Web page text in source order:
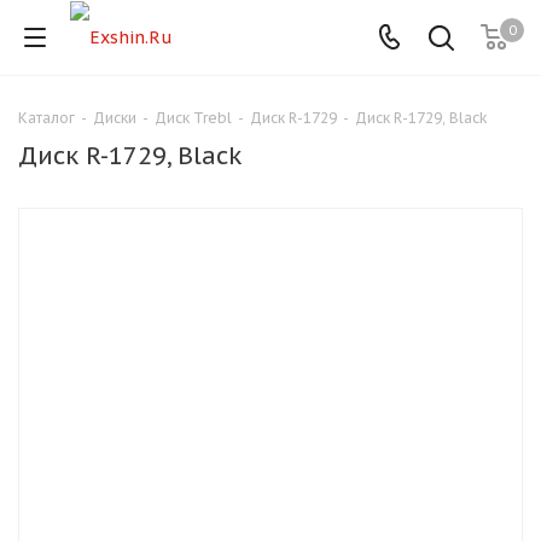
0
Каталог - Диски - Диск Trebl - Диск R-1729 - Диск R-1729, Black
Диск R-1729, Black
Для клиентов всех банков